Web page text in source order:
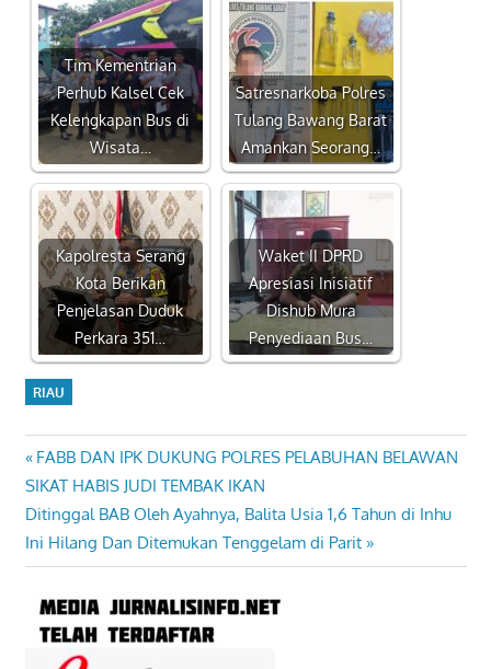
Tim Kementrian
Perhub Kalsel Cek
Kelengkapan Bus di
Wisata…
Satresnarkoba Polres
Tulang Bawang Barat
Amankan Seorang…
Kapolresta Serang
Kota Berikan
Penjelasan Duduk
Perkara 351…
Waket II DPRD
Apresiasi Inisiatif
Dishub Mura
Penyediaan Bus…
RIAU
Navigasi
pos
Previous
Post:
FABB DAN IPK DUKUNG POLRES PELABUHAN BELAWAN
SIKAT HABIS JUDI TEMBAK IKAN
Next
Post:
Ditinggal BAB Oleh Ayahnya, Balita Usia 1,6 Tahun di Inhu
Ini Hilang Dan Ditemukan Tenggelam di Parit